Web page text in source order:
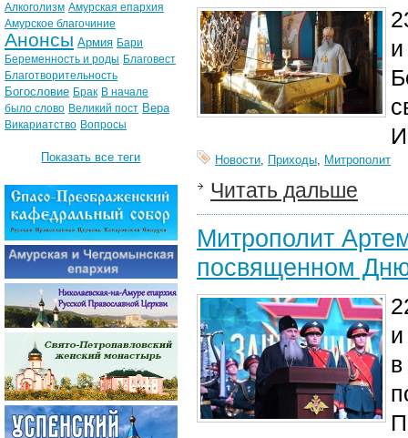
Новости, Приходы, Митрополит
Читать дальше
Митрополит
посвященном
Алкоголизм Амурская епархия
Амурское благочиние
Анонсы Армия Бари
Беременность и роды Благовест
Благотворительность
Богословие Брак В начале
было слово Великий пост Вера
Викариатство Вопросы
Показать все теги